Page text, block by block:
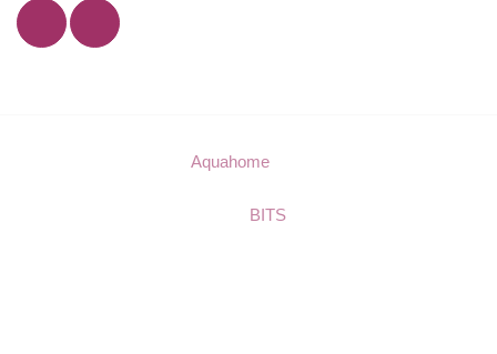
Aquahome
BITS